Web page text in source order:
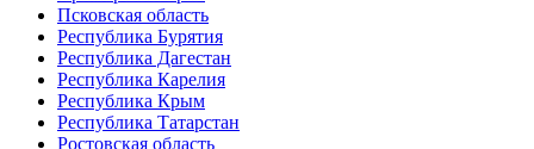
Псковская область
Республика Бурятия
Республика Дагестан
Республика Карелия
Республика Крым
Республика Татарстан
Ростовская область